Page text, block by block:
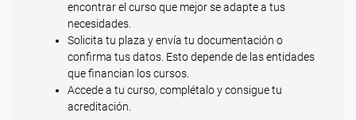
encontrar el curso que mejor se adapte a tus
necesidades.
Solicita tu plaza y envía tu documentación o
confirma tus datos. Esto depende de las entidades
que financian los cursos.
Accede a tu curso, complétalo y consigue tu
acreditación.